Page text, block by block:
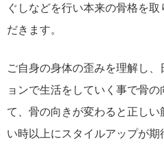
ぐしなどを行い本来の骨格を
だきます。
ご自身の身体の歪みを理解し
ョンで生活をしていく事で骨
て、骨の向きが変わると正し
い時以上にスタイルアップが期